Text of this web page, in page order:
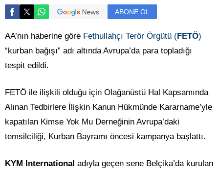
ABONE OL
AA’nın haberine göre Fethullahçı Terör Örgütü (FETÖ)
“kurban bağışı” adı altında Avrupa’da para topladığı
tespit edildi.
FETÖ ile ilişkili olduğu için Olağanüstü Hal Kapsamında
Alınan Tedbirlere İlişkin Kanun Hükmünde Kararname’yle
kapatılan Kimse Yok Mu Derneğinin Avrupa’daki
temsilciliği, Kurban Bayramı öncesi kampanya başlattı.
KYM International adıyla geçen sene Belçika’da kurulan